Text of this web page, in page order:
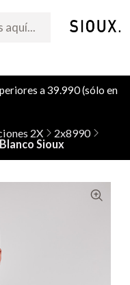
a 39.990 (sólo en
2X
2x8990
Sioux